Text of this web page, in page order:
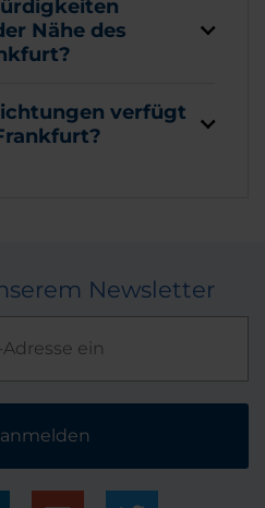
Nähe des
verfügt
Newsletter